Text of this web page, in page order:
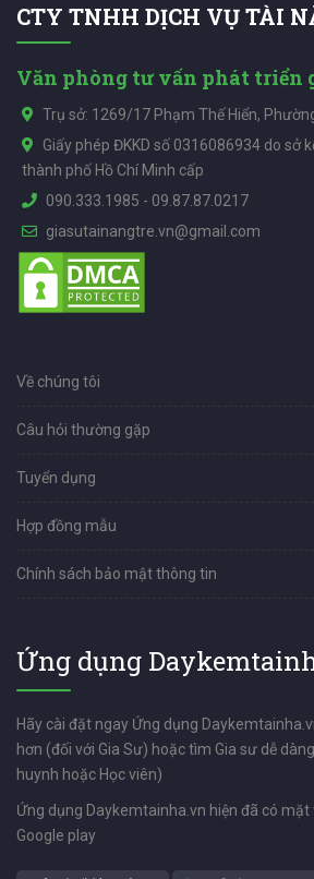
CTY TNHH DỊCH VỤ TÀI
Văn phòng tư vấn phát triển
Trụ sở: 1269/17 Phạm Thế Hiển,
Giấy phép ĐKKD số 0316086934 do sở
thành phố Hồ Chí Minh cấp
090.333.1985 - 09.87.87.0217
giasutainangtre.vn@gmail.com
Về chúng tôi
Câu hỏi thường gặp
Tuyển dụng
Hợp đồng mẫu
Chính sách bảo mật thông tin
Ứng dụng
Hãy cài đặt ngay Ứng dụng
hơn (đối với Gia Sư) hoặc tìm Gia sư dễ
huynh hoặc Học viên)
Ứng dụng Daykemtainha.vn hiện đã có
Google play